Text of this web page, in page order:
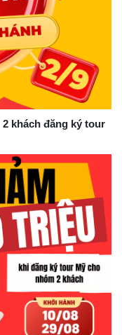
2 khách đăng ký tour